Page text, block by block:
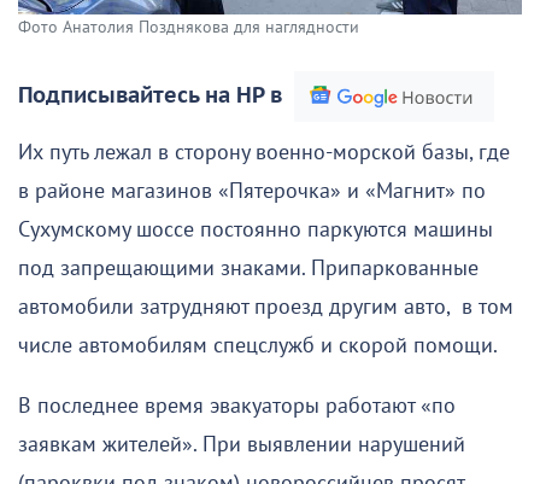
Фото Анатолия Позднякова для наглядности
Подписывайтесь на НР в
Их путь лежал в сторону военно-морской базы, где
в районе магазинов «Пятерочка» и «Магнит» по
Сухумскому шоссе постоянно паркуются машины
под запрещающими знаками. Припаркованные
автомобили затрудняют проезд другим авто, в том
числе автомобилям спецслужб и скорой помощи.
В последнее время эвакуаторы работают «по
заявкам жителей». При выявлении нарушений